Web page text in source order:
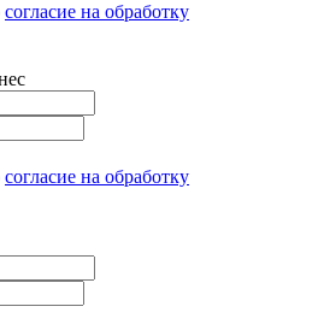
согласие на обработку
согласие на обработку